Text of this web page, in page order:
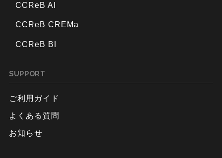
CCReB AI
CCReB CREMa
CCReB BI
SUPPORT
ご利用ガイド
よくある質問
お知らせ